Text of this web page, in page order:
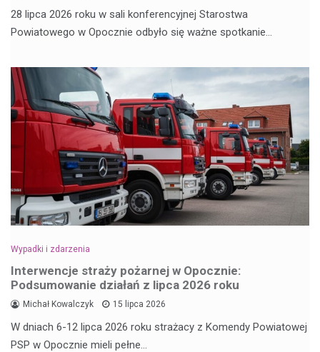
28 lipca 2026 roku w sali konferencyjnej Starostwa
Powiatowego w Opocznie odbyło się ważne spotkanie…
Wypadki i zdarzenia
Interwencje straży pożarnej w Opocznie:
Podsumowanie działań z lipca 2026 roku
Michał Kowalczyk 15 lipca 2026
W dniach 6-12 lipca 2026 roku strażacy z Komendy Powiatowej
PSP w Opocznie mieli pełne…